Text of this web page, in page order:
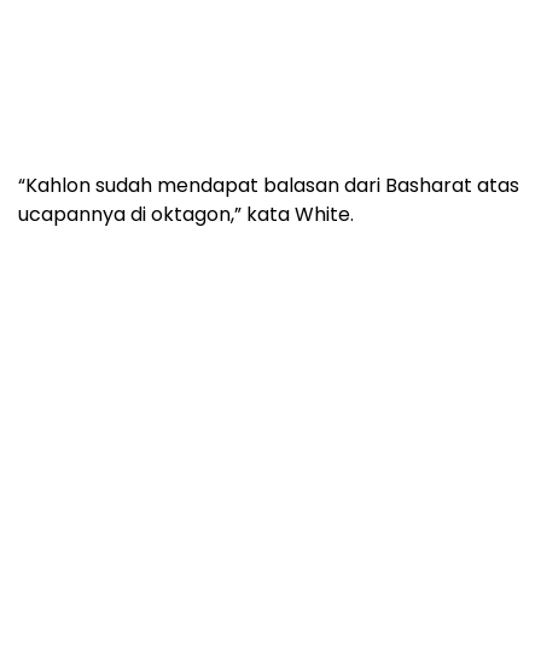
“Kahlon sudah mendapat balasan dari Basharat atas
ucapannya di oktagon,” kata White.